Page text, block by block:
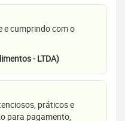
e cumprindo com o
- LTDA)
práticos e
para pagamento,